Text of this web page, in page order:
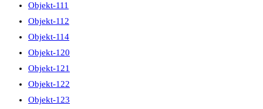
Objekt-111
Objekt-112
Objekt-114
Objekt-120
Objekt-121
Objekt-122
Objekt-123